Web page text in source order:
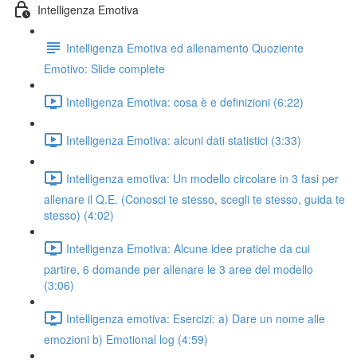
Intelligenza Emotiva
Intelligenza Emotiva ed allenamento Quoziente
Emotivo: Slide complete
Intelligenza Emotiva: cosa è e definizioni (6:22)
Intelligenza Emotiva: alcuni dati statistici (3:33)
Intelligenza emotiva: Un modello circolare in 3 fasi per
allenare il Q.E. (Conosci te stesso, scegli te stesso, guida te
stesso) (4:02)
Intelligenza Emotiva: Alcune idee pratiche da cui
partire, 6 domande per allenare le 3 aree del modello
(3:06)
Intelligenza emotiva: Esercizi: a) Dare un nome alle
emozioni b) Emotional log (4:59)